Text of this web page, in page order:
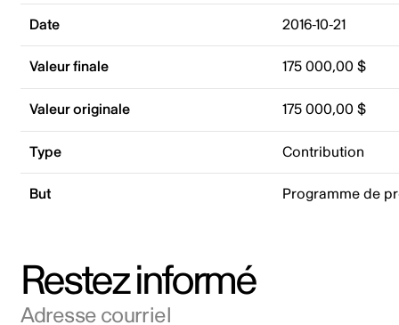
Date 2016-10-21
Valeur finale 175 000,00 $
Valeur originale 175 000,00 $
Type Contribution
But Programme de
Restez informé